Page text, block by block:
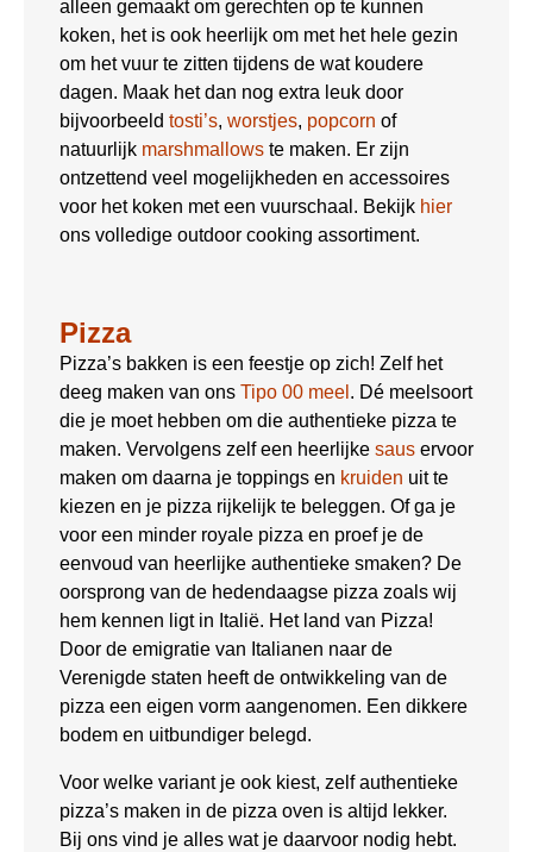
alleen gemaakt om gerechten op te kunnen
koken, het is ook heerlijk om met het hele gezin
om het vuur te zitten tijdens de wat koudere
dagen. Maak het dan nog extra leuk door
bijvoorbeeld tosti’s, worstjes, popcorn of
natuurlijk marshmallows te maken. Er zijn
ontzettend veel mogelijkheden en accessoires
voor het koken met een vuurschaal. Bekijk hier
ons volledige outdoor cooking assortiment.
Pizza
Pizza’s bakken is een feestje op zich! Zelf het
deeg maken van ons Tipo 00 meel . Dé meelsoort
die je moet hebben om die authentieke pizza te
maken. Vervolgens zelf een heerlijke saus ervoor
maken om daarna je toppings en kruiden uit te
kiezen en je pizza rijkelijk te beleggen. Of ga je
voor een minder royale pizza en proef je de
eenvoud van heerlijke authentieke smaken? De
oorsprong van de hedendaagse pizza zoals wij
hem kennen ligt in Italië. Het land van Pizza!
Door de emigratie van Italianen naar de
Verenigde staten heeft de ontwikkeling van de
pizza een eigen vorm aangenomen. Een dikkere
bodem en uitbundiger belegd.
Voor welke variant je ook kiest, zelf authentieke
pizza’s maken in de pizza oven is altijd lekker.
Bij ons vind je alles wat je daarvoor nodig hebt.